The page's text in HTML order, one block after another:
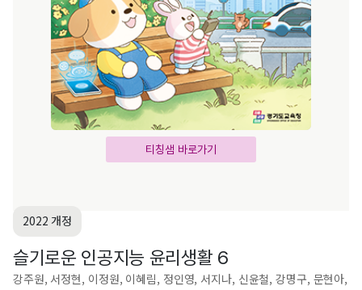
티칭샘 바로가기
2022 개정
슬기로운 인공지능 윤리생활 6
강주원, 서정현, 이정원, 이혜림, 정인영, 서지나, 신윤철, 강명구, 문현아,